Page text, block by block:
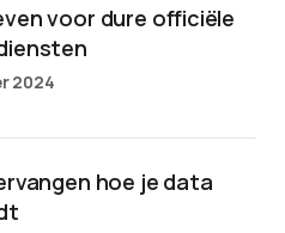
voor dure officiële
2024
hoe je data